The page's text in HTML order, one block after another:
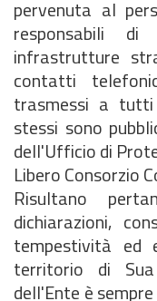
pervenuta al
responsabili
infrastrutture
contatti
trasmessi a tutti
stessi sono
dell'Ufficio di
Libero Consorzio
Risultano
dichiarazioni,
tempestività ed
territorio di
dell'Ente è